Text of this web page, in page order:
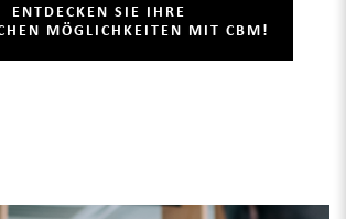
ENTDECKEN SIE IHRE
MÖGLICHKEITEN MIT CBM!